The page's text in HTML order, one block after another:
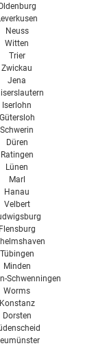
Neuss
Witten
Trier
Zwickau
Jena
Iserlohn
Gütersloh
Schwerin
Düren
Ratingen
Lünen
Marl
Hanau
Velbert
Flensburg
Tübingen
Minden
Schwenningen
Worms
Konstanz
Dorsten